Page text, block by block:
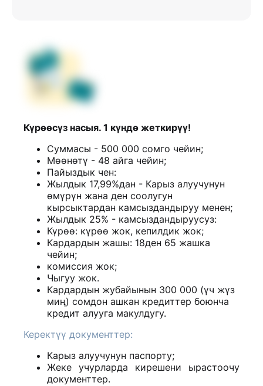
Күрөөсүз насыя. 1 күндө жеткирүү!
Суммасы - 500 000 сомго чейин;
Мөөнөтү - 48 айга чейин;
Пайыздык чен:
Жылдык 17,99%дан - Карыз алуучунун
өмүрүн жана ден соолугун
кырсыктардан камсыздандыруу менен;
Жылдык 25% - камсыздандыруусуз:
Күрөө: күрөө жок, кепилдик жок;
Кардардын жашы: 18ден 65 жашка
чейин;
комиссия жок;
Чыгуу жок.
Кардардын жубайынын 300 000 (үч жүз
миң) сомдон ашкан кредиттер боюнча
кредит алууга макулдугу.
Керектүү документтер:
Карыз алуучунун паспорту;
Жеке учурларда кирешени ырастоочу
документтер.